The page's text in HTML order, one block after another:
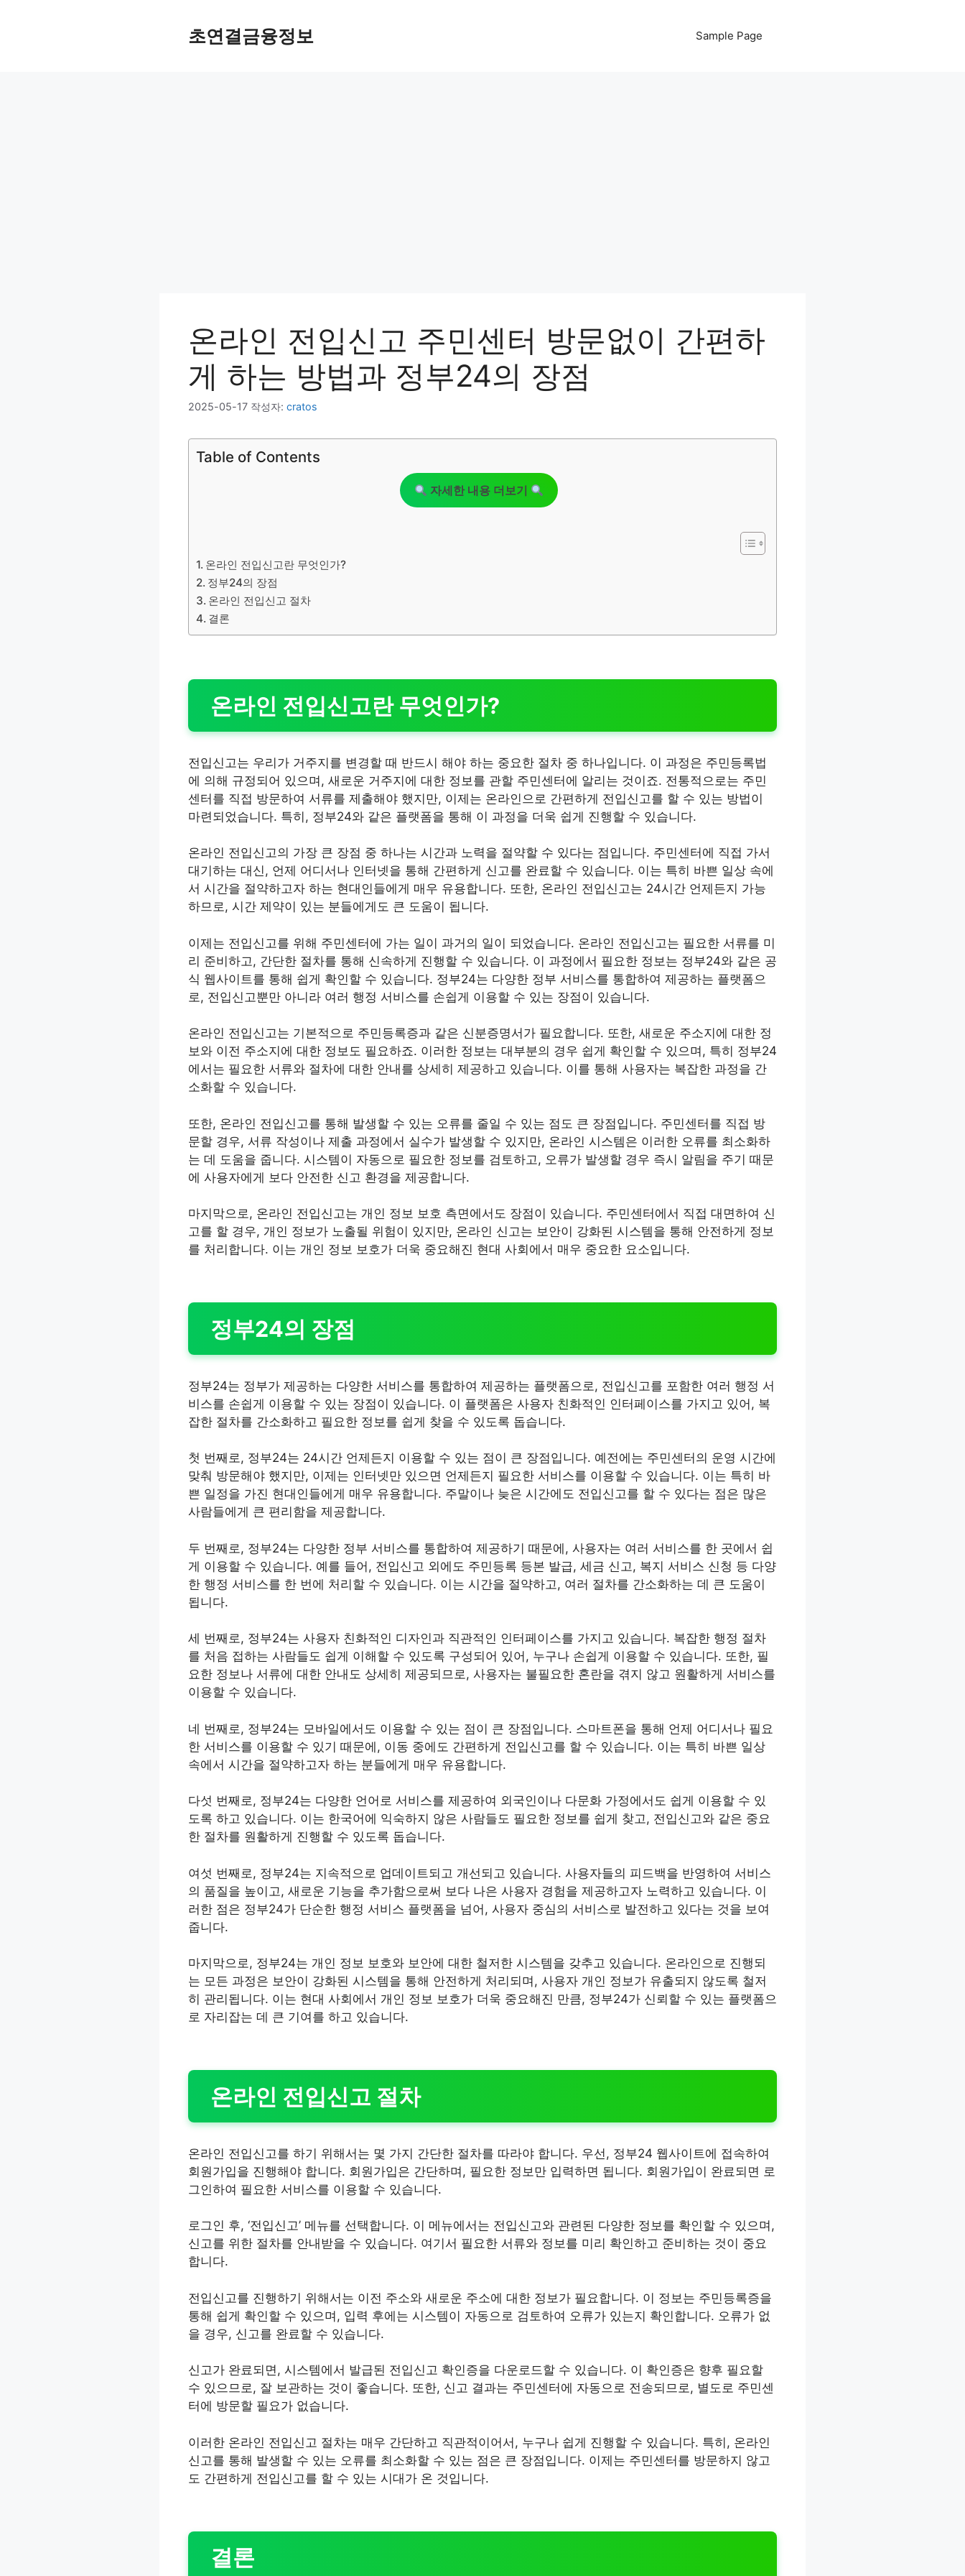
초연결금융정보 Sample Page
온라인 전입신고 주민센터 방문없이 간편하
게 하는 방법과 정부24의 장점
2025-05-17 작성자: cratos
Table of Contents
자세한 내용 더보기
온라인 전입신고란 무엇인가?
정부24의 장점
온라인 전입신고 절차
결론
온라인 전입신고란 무엇인가?
전입신고는 우리가 거주지를 변경할 때 반드시 해야 하는 중요한 절차 중 하나입니다. 이 과정은 주민등록법
에 의해 규정되어 있으며, 새로운 거주지에 대한 정보를 관할 주민센터에 알리는 것이죠. 전통적으로는 주민
센터를 직접 방문하여 서류를 제출해야 했지만, 이제는 온라인으로 간편하게 전입신고를 할 수 있는 방법이
마련되었습니다. 특히, 정부24와 같은 플랫폼을 통해 이 과정을 더욱 쉽게 진행할 수 있습니다.
온라인 전입신고의 가장 큰 장점 중 하나는 시간과 노력을 절약할 수 있다는 점입니다. 주민센터에 직접 가서
대기하는 대신, 언제 어디서나 인터넷을 통해 간편하게 신고를 완료할 수 있습니다. 이는 특히 바쁜 일상 속에
서 시간을 절약하고자 하는 현대인들에게 매우 유용합니다. 또한, 온라인 전입신고는 24시간 언제든지 가능
하므로, 시간 제약이 있는 분들에게도 큰 도움이 됩니다.
이제는 전입신고를 위해 주민센터에 가는 일이 과거의 일이 되었습니다. 온라인 전입신고는 필요한 서류를 미
리 준비하고, 간단한 절차를 통해 신속하게 진행할 수 있습니다. 이 과정에서 필요한 정보는 정부24와 같은 공
식 웹사이트를 통해 쉽게 확인할 수 있습니다. 정부24는 다양한 정부 서비스를 통합하여 제공하는 플랫폼으
로, 전입신고뿐만 아니라 여러 행정 서비스를 손쉽게 이용할 수 있는 장점이 있습니다.
온라인 전입신고는 기본적으로 주민등록증과 같은 신분증명서가 필요합니다. 또한, 새로운 주소지에 대한 정
보와 이전 주소지에 대한 정보도 필요하죠. 이러한 정보는 대부분의 경우 쉽게 확인할 수 있으며, 특히 정부24
에서는 필요한 서류와 절차에 대한 안내를 상세히 제공하고 있습니다. 이를 통해 사용자는 복잡한 과정을 간
소화할 수 있습니다.
또한, 온라인 전입신고를 통해 발생할 수 있는 오류를 줄일 수 있는 점도 큰 장점입니다. 주민센터를 직접 방
문할 경우, 서류 작성이나 제출 과정에서 실수가 발생할 수 있지만, 온라인 시스템은 이러한 오류를 최소화하
는 데 도움을 줍니다. 시스템이 자동으로 필요한 정보를 검토하고, 오류가 발생할 경우 즉시 알림을 주기 때문
에 사용자에게 보다 안전한 신고 환경을 제공합니다.
마지막으로, 온라인 전입신고는 개인 정보 보호 측면에서도 장점이 있습니다. 주민센터에서 직접 대면하여 신
고를 할 경우, 개인 정보가 노출될 위험이 있지만, 온라인 신고는 보안이 강화된 시스템을 통해 안전하게 정보
를 처리합니다. 이는 개인 정보 보호가 더욱 중요해진 현대 사회에서 매우 중요한 요소입니다.
정부24의 장점
정부24는 정부가 제공하는 다양한 서비스를 통합하여 제공하는 플랫폼으로, 전입신고를 포함한 여러 행정 서
비스를 손쉽게 이용할 수 있는 장점이 있습니다. 이 플랫폼은 사용자 친화적인 인터페이스를 가지고 있어, 복
잡한 절차를 간소화하고 필요한 정보를 쉽게 찾을 수 있도록 돕습니다.
첫 번째로, 정부24는 24시간 언제든지 이용할 수 있는 점이 큰 장점입니다. 예전에는 주민센터의 운영 시간에
맞춰 방문해야 했지만, 이제는 인터넷만 있으면 언제든지 필요한 서비스를 이용할 수 있습니다. 이는 특히 바
쁜 일정을 가진 현대인들에게 매우 유용합니다. 주말이나 늦은 시간에도 전입신고를 할 수 있다는 점은 많은
사람들에게 큰 편리함을 제공합니다.
두 번째로, 정부24는 다양한 정부 서비스를 통합하여 제공하기 때문에, 사용자는 여러 서비스를 한 곳에서 쉽
게 이용할 수 있습니다. 예를 들어, 전입신고 외에도 주민등록 등본 발급, 세금 신고, 복지 서비스 신청 등 다양
한 행정 서비스를 한 번에 처리할 수 있습니다. 이는 시간을 절약하고, 여러 절차를 간소화하는 데 큰 도움이
됩니다.
세 번째로, 정부24는 사용자 친화적인 디자인과 직관적인 인터페이스를 가지고 있습니다. 복잡한 행정 절차
를 처음 접하는 사람들도 쉽게 이해할 수 있도록 구성되어 있어, 누구나 손쉽게 이용할 수 있습니다. 또한, 필
요한 정보나 서류에 대한 안내도 상세히 제공되므로, 사용자는 불필요한 혼란을 겪지 않고 원활하게 서비스를
이용할 수 있습니다.
네 번째로, 정부24는 모바일에서도 이용할 수 있는 점이 큰 장점입니다. 스마트폰을 통해 언제 어디서나 필요
한 서비스를 이용할 수 있기 때문에, 이동 중에도 간편하게 전입신고를 할 수 있습니다. 이는 특히 바쁜 일상
속에서 시간을 절약하고자 하는 분들에게 매우 유용합니다.
다섯 번째로, 정부24는 다양한 언어로 서비스를 제공하여 외국인이나 다문화 가정에서도 쉽게 이용할 수 있
도록 하고 있습니다. 이는 한국어에 익숙하지 않은 사람들도 필요한 정보를 쉽게 찾고, 전입신고와 같은 중요
한 절차를 원활하게 진행할 수 있도록 돕습니다.
여섯 번째로, 정부24는 지속적으로 업데이트되고 개선되고 있습니다. 사용자들의 피드백을 반영하여 서비스
의 품질을 높이고, 새로운 기능을 추가함으로써 보다 나은 사용자 경험을 제공하고자 노력하고 있습니다. 이
러한 점은 정부24가 단순한 행정 서비스 플랫폼을 넘어, 사용자 중심의 서비스로 발전하고 있다는 것을 보여
줍니다.
마지막으로, 정부24는 개인 정보 보호와 보안에 대한 철저한 시스템을 갖추고 있습니다. 온라인으로 진행되
는 모든 과정은 보안이 강화된 시스템을 통해 안전하게 처리되며, 사용자 개인 정보가 유출되지 않도록 철저
히 관리됩니다. 이는 현대 사회에서 개인 정보 보호가 더욱 중요해진 만큼, 정부24가 신뢰할 수 있는 플랫폼으
로 자리잡는 데 큰 기여를 하고 있습니다.
온라인 전입신고 절차
온라인 전입신고를 하기 위해서는 몇 가지 간단한 절차를 따라야 합니다. 우선, 정부24 웹사이트에 접속하여
회원가입을 진행해야 합니다. 회원가입은 간단하며, 필요한 정보만 입력하면 됩니다. 회원가입이 완료되면 로
그인하여 필요한 서비스를 이용할 수 있습니다.
로그인 후, ‘전입신고’ 메뉴를 선택합니다. 이 메뉴에서는 전입신고와 관련된 다양한 정보를 확인할 수 있으며,
신고를 위한 절차를 안내받을 수 있습니다. 여기서 필요한 서류와 정보를 미리 확인하고 준비하는 것이 중요
합니다.
전입신고를 진행하기 위해서는 이전 주소와 새로운 주소에 대한 정보가 필요합니다. 이 정보는 주민등록증을
통해 쉽게 확인할 수 있으며, 입력 후에는 시스템이 자동으로 검토하여 오류가 있는지 확인합니다. 오류가 없
을 경우, 신고를 완료할 수 있습니다.
신고가 완료되면, 시스템에서 발급된 전입신고 확인증을 다운로드할 수 있습니다. 이 확인증은 향후 필요할
수 있으므로, 잘 보관하는 것이 좋습니다. 또한, 신고 결과는 주민센터에 자동으로 전송되므로, 별도로 주민센
터에 방문할 필요가 없습니다.
이러한 온라인 전입신고 절차는 매우 간단하고 직관적이어서, 누구나 쉽게 진행할 수 있습니다. 특히, 온라인
신고를 통해 발생할 수 있는 오류를 최소화할 수 있는 점은 큰 장점입니다. 이제는 주민센터를 방문하지 않고
도 간편하게 전입신고를 할 수 있는 시대가 온 것입니다.
결론